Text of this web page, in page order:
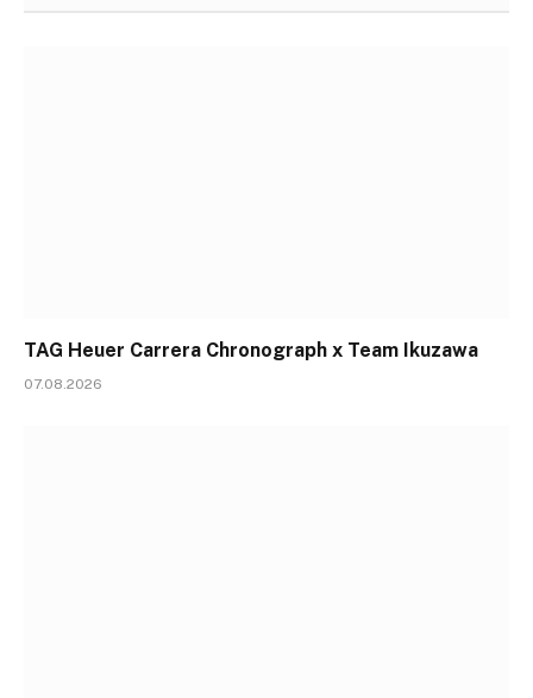
TAG Heuer Carrera Chronograph x Team Ikuzawa
07.08.2026